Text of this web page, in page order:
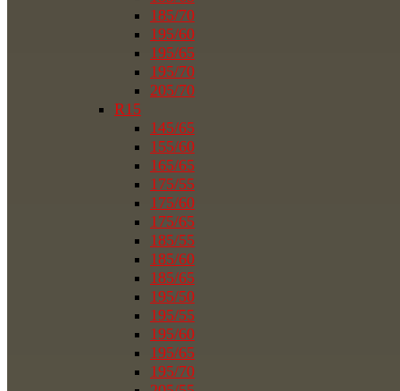
185/70
195/60
195/65
195/70
205/70
R15
145/65
155/60
165/65
175/55
175/60
175/65
185/55
185/60
185/65
195/50
195/55
195/60
195/65
195/70